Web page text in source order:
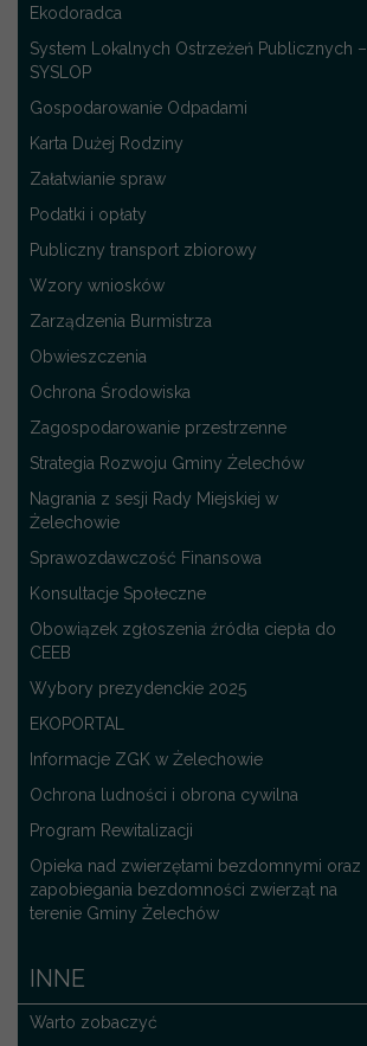
Ekodoradca
System Lokalnych Ostrzeżeń Publicznych –
SYSLOP
Gospodarowanie Odpadami
Karta Dużej Rodziny
Załatwianie spraw
Podatki i opłaty
Publiczny transport zbiorowy
Wzory wniosków
Zarządzenia Burmistrza
Obwieszczenia
Ochrona Środowiska
Zagospodarowanie przestrzenne
Strategia Rozwoju Gminy Żelechów
Nagrania z sesji Rady Miejskiej w
Żelechowie
Sprawozdawczość Finansowa
Konsultacje Społeczne
Obowiązek zgłoszenia źródła ciepła do
CEEB
Wybory prezydenckie 2025
EKOPORTAL
Informacje ZGK w Żelechowie
Ochrona ludności i obrona cywilna
Program Rewitalizacji
Opieka nad zwierzętami bezdomnymi oraz
zapobiegania bezdomności zwierząt na
terenie Gminy Żelechów
INNE
Warto zobaczyć